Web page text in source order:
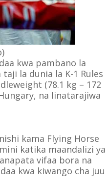
kwa pambano la
la dunia la K-1 Rules
(78.1 kg – 172
na linatarajiwa
kama Flying Horse
katika maandalizi ya
vifaa bora na
kwa kiwango cha juu